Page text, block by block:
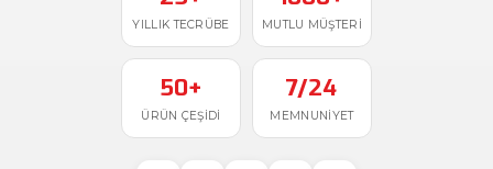
YILLIK TECRÜBE MUTLU MÜŞTERI
50+
ÜRÜN ÇEŞIDI
7/24
MEMNUNIYET